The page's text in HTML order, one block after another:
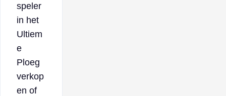
speler
in het
Ultiem
e
Ploeg
verkop
en of